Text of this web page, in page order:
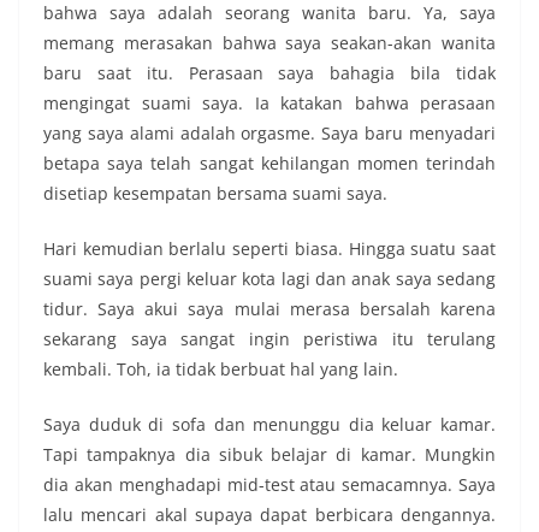
bahwa saya adalah seorang wanita baru. Ya, saya
memang merasakan bahwa saya seakan-akan wanita
baru saat itu. Perasaan saya bahagia bila tidak
mengingat suami saya. Ia katakan bahwa perasaan
yang saya alami adalah orgasme. Saya baru menyadari
betapa saya telah sangat kehilangan momen terindah
disetiap kesempatan bersama suami saya.
Hari kemudian berlalu seperti biasa. Hingga suatu saat
suami saya pergi keluar kota lagi dan anak saya sedang
tidur. Saya akui saya mulai merasa bersalah karena
sekarang saya sangat ingin peristiwa itu terulang
kembali. Toh, ia tidak berbuat hal yang lain.
Saya duduk di sofa dan menunggu dia keluar kamar.
Tapi tampaknya dia sibuk belajar di kamar. Mungkin
dia akan menghadapi mid-test atau semacamnya. Saya
lalu mencari akal supaya dapat berbicara dengannya.